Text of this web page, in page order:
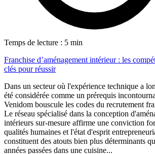
Temps de lecture : 5 min
Franchise d’aménagement intérieur : les
clés pour réussir
Dans un secteur où l'expérience technique a
été considérée comme un prérequis
Venidom bouscule les codes du recrutement
Le réseau spécialisé dans la conception
intérieurs sur-mesure affirme une conviction
qualités humaines et l'état d'esprit
constituent des atouts bien plus déterminants
années passées dans une cuisine...